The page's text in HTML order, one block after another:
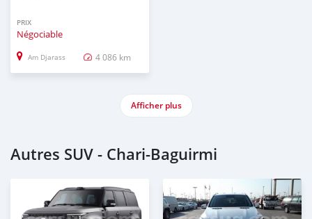
PRIX
Négociable
Am Djarass 4 086 km
Afficher plus
Autres SUV - Chari-Baguirmi